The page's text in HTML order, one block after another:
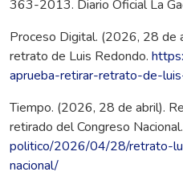
363-2013. Diario Oficial La
Proceso Digital. (2026, 28 de
retrato de Luis Redondo.
aprueba-retirar-retrato-de-
Tiempo. (2026, 28 de abril).
retirado del Congreso Nacional.
politico/2026/04/28/retrato-
nacional/